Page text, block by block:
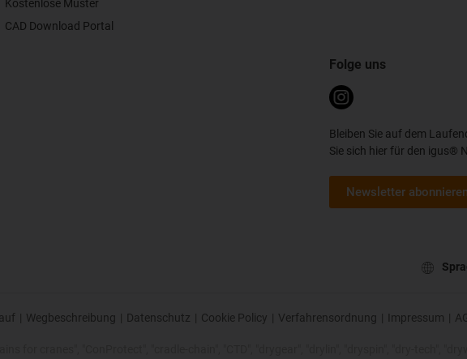
Kostenlose Muster
CAD Download Portal
Folge uns
Bleiben Sie auf dem
Sie sich hier für den igus®
Newsletter abonnieren
| Wegbeschreibung | Datenschutz | Cookie Policy | Verfahrensordnung | Impressum |